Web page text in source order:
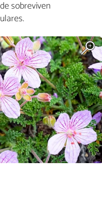
sobreviven